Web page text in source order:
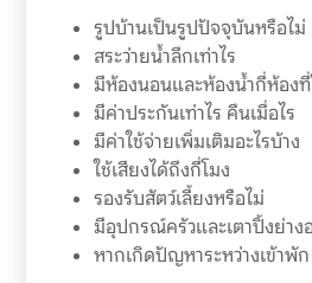
รูปบ้านเป็นรูปปัจจุบันหรือไม่
สระว่ายน้ำลึกเท่าไร
มีห้องนอนและห้องน้ำกี่ห้องที่
มีค่าประกันเท่าไร คืนเมื่อไร
มีค่าใช้จ่ายเพิ่มเติมอะไรบ้าง
ใช้เสียงได้ถึงกี่โมง
รองรับสัตว์เลี้ยงหรือไม่
มีอุปกรณ์ครัวและเตาปิ้งย่าง
หากเกิดปัญหาระหว่างเข้าพั